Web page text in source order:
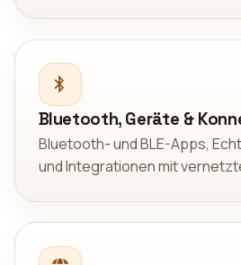
Bluetooth, Geräte &
Bluetooth- und BLE-Apps,
und Integrationen mit